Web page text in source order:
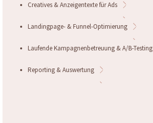
Creatives & Anzeigentexte für Ads
Landingpage- & Funnel-Optimierung
Laufende Kampagnenbetreuung & A/B-Testing
Reporting & Auswertung